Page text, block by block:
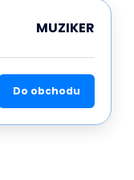
MUZIKER
Do obchodu